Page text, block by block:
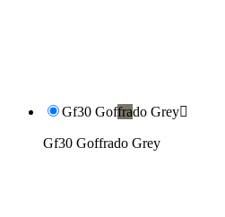
Gf30 Goffrado Grey
Gf30 Goffrado Grey